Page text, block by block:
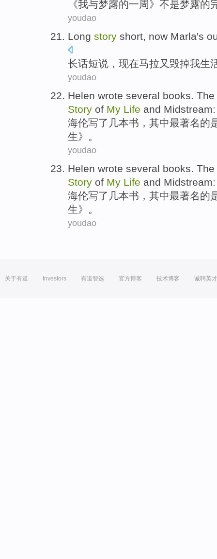
《我与梦露的一周》 不是梦露的
youdao
Long story short, now Marla's
长话短说 ， 现在马拉又 毁掉我生
youdao
Helen wrote several books. The
Story of My Life and Midstream
海伦写了 几本书 ，其中最著名的
生》。
youdao
Helen wrote several books The
Story of My Life and Midstream
海伦写了 几本书 ，其中最著名的
生》。
youdao
关于有道 Investors 有道智选 官方博客 技术博客 诚聘英才